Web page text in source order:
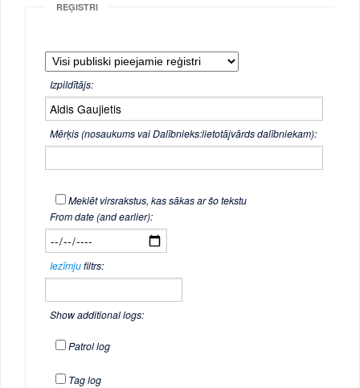
REĢISTRI
Izpildītājs:
Mērķis (nosaukums vai Dalībnieks:lietotājvārds dalībniekam):
Meklēt virsrakstus, kas sākas ar šo tekstu
From date (and earlier):
Iezīmjufiltrs:
Show additional logs:
Patrol log
Tag log